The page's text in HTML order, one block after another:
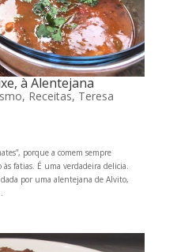
à Alentejana
, Receitas, Teresa
porque a comem sempre
fatias. É uma verdadeira delicia.
por uma alentejana de Alvito,